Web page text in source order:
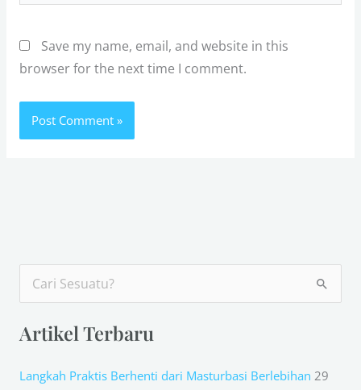
Save my name, email, and website in this
browser for the next time I comment.
a
c
Artikel Terbaru
Langkah Praktis Berhenti dari Masturbasi Berlebihan 29